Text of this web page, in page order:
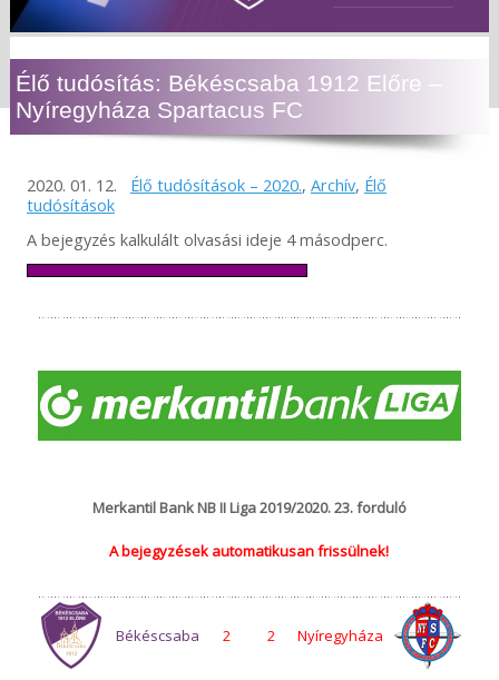
Élő tudósítás: Békéscsaba 1912 Előre –
Nyíregyháza Spartacus FC
2020. 01. 12. Élő tudósítások – 2020., Archív, Élő
tudósítások
A bejegyzés kalkulált olvasási ideje 4 másodperc.
Merkantil Bank NB II Liga 2019/2020. 23. forduló
A bejegyzések automatikusan frissülnek!
Békéscsaba 2 Nyíregyháza
2